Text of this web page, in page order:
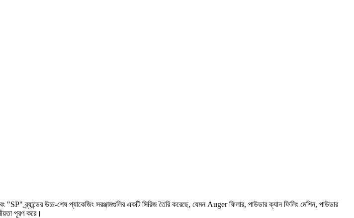
"SP" ব্র্যান্ডের উচ্চ-শেষ প্যাকেজিং সরঞ্জামগুলির একটি সিরিজ তৈরি করেছে, যেমন Auger ফিলার, পাউডার ক্যান ফিলিং মেশিন, পাউডার
পূরণ করে।